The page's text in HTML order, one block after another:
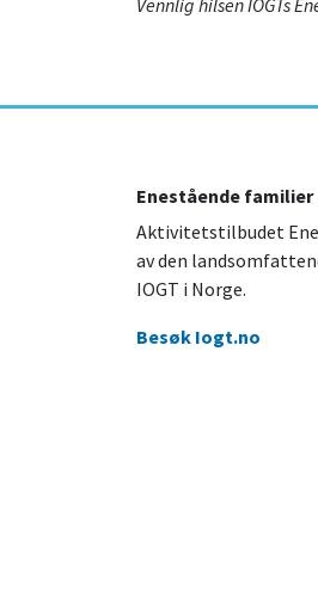
Vennlig hilsen IOGTs
Enestående
Aktivitetstilbudet
av den
IOGT i Norge.
Besøk Iogt.no